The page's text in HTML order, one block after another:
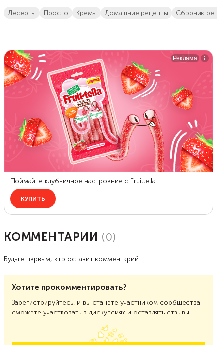
десерты просто кремы домашние рецепты сборник
КОММЕНТАРИИ (0)
Будьте первым, кто оставит комментарий
Хотите прокомментировать?
Зарегистрируйтесь, и вы станете участником сообщества,
сможете участвовать в дискуссиях и оставлять отзывы